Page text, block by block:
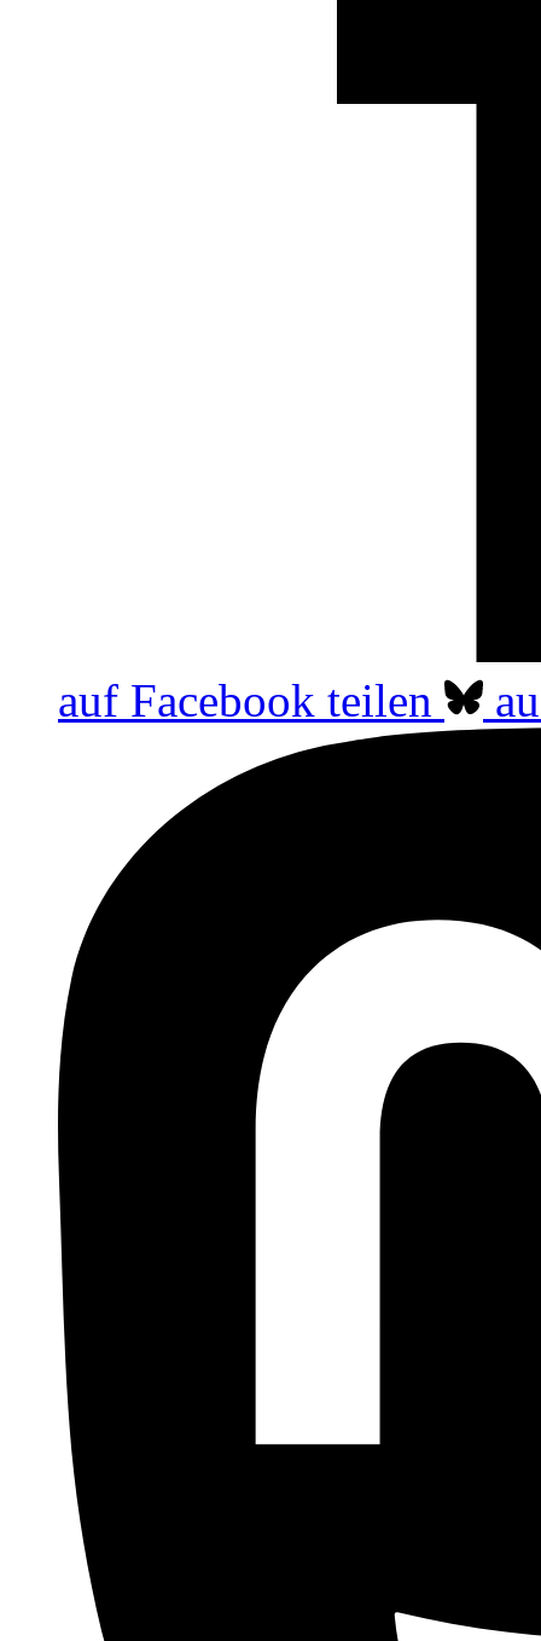
auf Facebook teilen